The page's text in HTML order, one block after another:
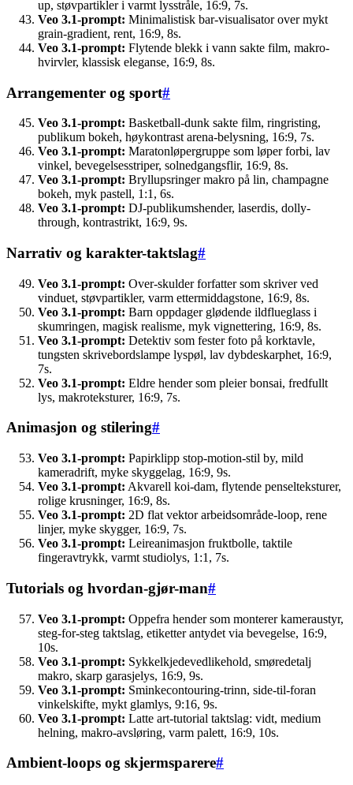
up, støvpartikler i varmt lysstråle, 16:9, 7s.
Veo 3.1-prompt: Minimalistisk bar-visualisator over mykt
grain-gradient, rent, 16:9, 8s.
Veo 3.1-prompt: Flytende blekk i vann sakte film, makro-
hvirvler, klassisk eleganse, 16:9, 8s.
Arrangementer og sport#
Veo 3.1-prompt: Basketball-dunk sakte film, ringristing,
publikum bokeh, høykontrast arena-belysning, 16:9, 7s.
Veo 3.1-prompt: Maratonløpergruppe som løper forbi, lav
vinkel, bevegelsesstriper, solnedgangsflir, 16:9, 8s.
Veo 3.1-prompt: Bryllupsringer makro på lin, champagne
bokeh, myk pastell, 1:1, 6s.
Veo 3.1-prompt: DJ-publikumshender, laserdis, dolly-
through, kontrastrikt, 16:9, 9s.
Narrativ og karakter-taktslag#
Veo 3.1-prompt: Over-skulder forfatter som skriver ved
vinduet, støvpartikler, varm ettermiddagstone, 16:9, 8s.
Veo 3.1-prompt: Barn oppdager glødende ildflueglass i
skumringen, magisk realisme, myk vignettering, 16:9, 8s.
Veo 3.1-prompt: Detektiv som fester foto på korktavle,
tungsten skrivebordslampe lyspøl, lav dybdeskarphet, 16:9,
7s.
Veo 3.1-prompt: Eldre hender som pleier bonsai, fredfullt
lys, makroteksturer, 16:9, 7s.
Animasjon og stilering#
Veo 3.1-prompt: Papirklipp stop-motion-stil by, mild
kameradrift, myke skyggelag, 16:9, 9s.
Veo 3.1-prompt: Akvarell koi-dam, flytende penselteksturer,
rolige krusninger, 16:9, 8s.
Veo 3.1-prompt: 2D flat vektor arbeidsområde-loop, rene
linjer, myke skygger, 16:9, 7s.
Veo 3.1-prompt: Leireanimasjon fruktbolle, taktile
fingeravtrykk, varmt studiolys, 1:1, 7s.
Tutorials og hvordan-gjør-man#
Veo 3.1-prompt: Oppefra hender som monterer kameraustyr,
steg-for-steg taktslag, etiketter antydet via bevegelse, 16:9,
10s.
Veo 3.1-prompt: Sykkelkjedevedlikehold, smøredetalj
makro, skarp garasjelys, 16:9, 9s.
Veo 3.1-prompt: Sminkecontouring-trinn, side-til-foran
vinkelskifte, mykt glamlys, 9:16, 9s.
Veo 3.1-prompt: Latte art-tutorial taktslag: vidt, medium
helning, makro-avsløring, varm palett, 16:9, 10s.
Ambient-loops og skjermsparere#